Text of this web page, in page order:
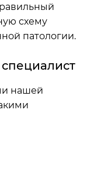
схему
патологии.
нашей